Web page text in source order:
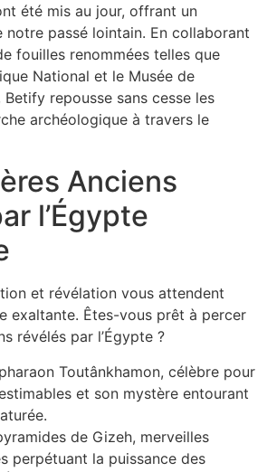
été mis au jour, offrant un
notre passé lointain. En collaborant
fouilles renommées telles que
National et le Musée de
Betify repousse sans cesse les
archéologique à travers le
Anciens
l’Égypte
et révélation vous attendent
exaltante. Êtes-vous prêt à percer
révélés par l’Égypte ?
Toutânkhamon, célèbre pour
et son mystère entourant
de Gizeh, merveilles
perpétuant la puissance des